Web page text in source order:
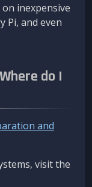
inexpensive
Pi, and even
do I
and
visit the